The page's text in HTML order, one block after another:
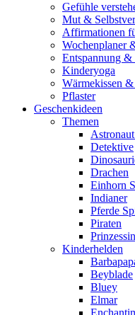
Gefühle
Mut &
Affirmationen
Wochenplaner
Entspannung &
Kinderyoga
Wärmekissen
Pflaster
Geschenkideen
Themen
Detektive
Drachen
Einhorn
Indianer
Pferde
Piraten
Kinderhelden
Beyblade
Bluey
Elmar